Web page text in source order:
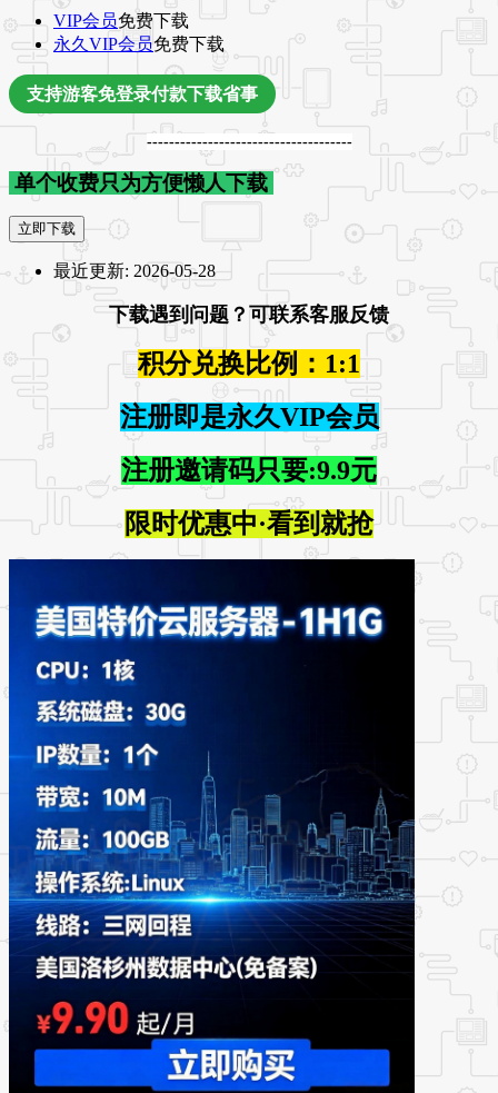
VIP会员免费下载
永久VIP会员免费下载
支持游客免登录付款下载省事
-------------------------------------
单个收费只为方便懒人下载
立即下载
最近更新: 2026-05-28
下载遇到问题？可联系客服反馈
积分兑换比例：1:1
注册即是永久VIP会员
注册邀请码只要:9.9元
限时优惠中·看到就抢